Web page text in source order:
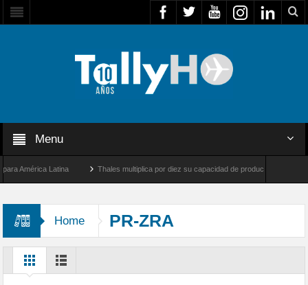
Menu
Latina Thales multiplica por diez su capacidad de producción de radares
Home PR-ZRA